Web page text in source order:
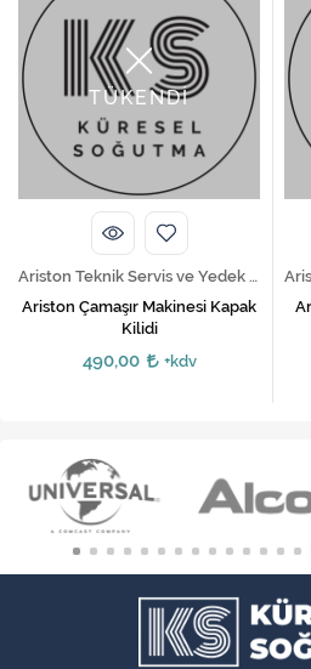
TÜKENDİ
Ariston Teknik Servis ve Yedek Parça Hizmetleri
Ariston Çamaşır Makinesi Kapak
Kilidi
490,00 +kdv